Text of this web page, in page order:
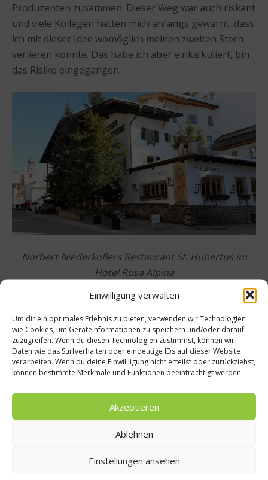
Einwilligung verwalten
Um dir ein optimales Erlebnis zu bieten, verwenden wir Technologien
wie Cookies, um Geräteinformationen zu speichern und/oder darauf
zuzugreifen. Wenn du diesen Technologien zustimmst, können wir
Daten wie das Surfverhalten oder eindeutige IDs auf dieser Website
verarbeiten. Wenn du deine Einwillligung nicht erteilst oder zurückziehst,
können bestimmte Merkmale und Funktionen beeinträchtigt werden.
Akzeptieren
Ablehnen
Einstellungen ansehen
Produzenten zusammen. Dieser Weg war auch riskant
und viele Kollegen hatten mich anfangs gewarnt, dass
ich mit dieser Idee womöglich meinen zweiten Stern
verlieren könnte. Das habe ich aber einkalkuliert, bin
das Risiko eingegangen.
Norbert Niederkoflers Restaurant St. Hubertus im
Hotel Rosa Alpina
worlds of food: Das klingt mutig, hätte schließlich
auch schief gehen können…
Norbert Niederkofler: Ich bin ein positiv eingestellter
Mensch, habe immer versucht, auch dem Scheitern
etwas Gutes abzugewinnen. Dazu hatte ich natürlich
immer hervorragende Lehrmeister und Kollegen als
Eckart Witzigmann
Thema Kochen verfügen, habe ich viel mitgenommen.
Daneben habe ich mich aber auch immer für andere